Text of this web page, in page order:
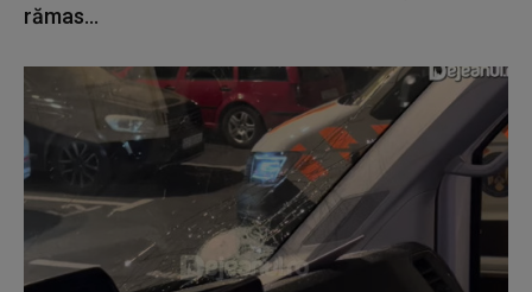
rămas...